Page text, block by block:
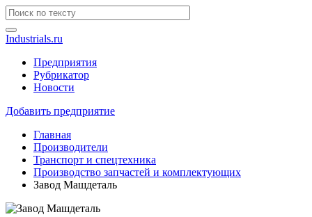
Industrials.ru
Предприятия
Рубрикатор
Новости
Добавить предприятие
Главная
Производители
Транспорт и спецтехника
Производство запчастей и комплектующих
Завод Машдеталь